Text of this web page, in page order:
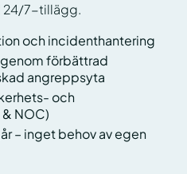
24/7-tillägg.
och incidenthantering
förbättrad
angreppsyta
och
NOC)
– inget behov av egen